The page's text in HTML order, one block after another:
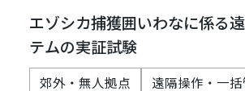
エゾシカ捕獲囲いわなに係る
テムの実証試験
郊外・無人拠点 遠隔操作・一